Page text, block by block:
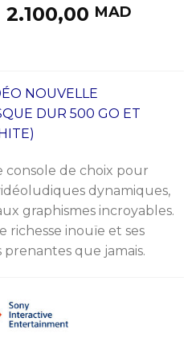
2.100,00 MAD
NOUVELLE
DUR 500 GO ET
console de choix pour
dynamiques,
graphismes incroyables.
richesse inouïe et ses
que jamais.